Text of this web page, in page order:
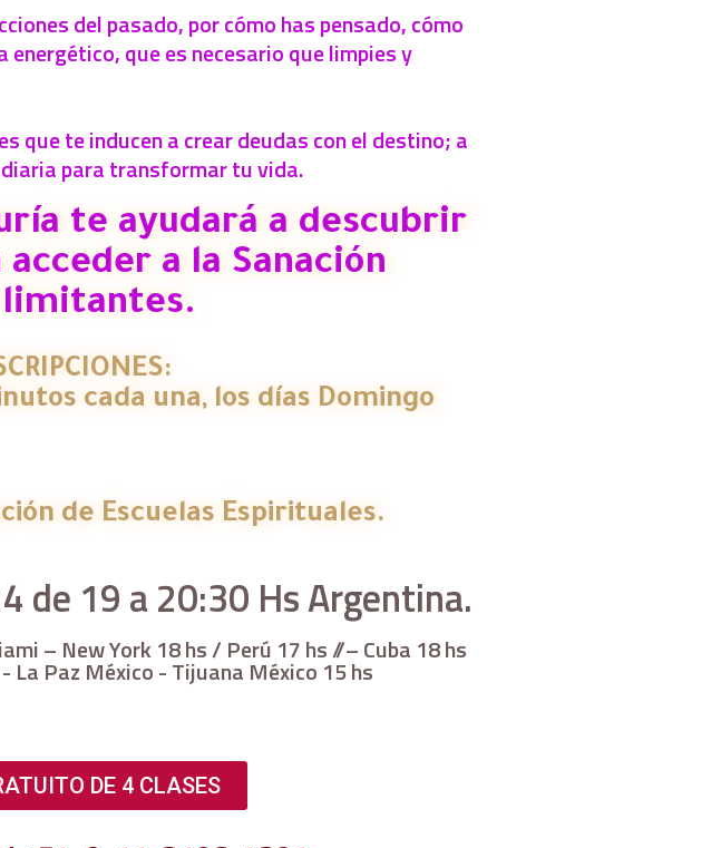
del pasado, por cómo has pensado, cómo
que es necesario que limpies y
que te inducen a crear deudas con el destino; a
diaria para transformar tu vida.
te ayudará a descubrir
a la Sanación
limitantes.
cada una, los días Domingo
de Escuelas Espirituales.
de 19 a 20:30 Hs Argentina.
– New York 18 hs / Perú 17 hs //– Cuba 18 hs
La Paz México - Tijuana México 15 hs
DE 4 CLASES